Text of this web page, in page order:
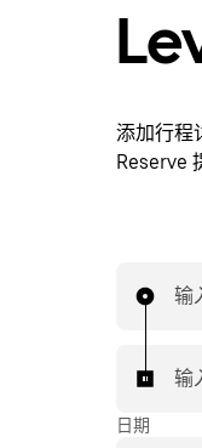
添加行程
Reserve
输
输
日期